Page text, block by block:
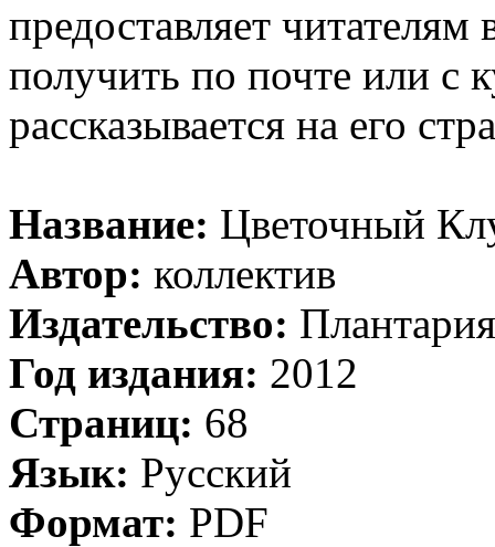
предоставляет читателям
получить по почте или с
рассказывается на его
Название: Цветочный
Автор: коллектив
Издательство: Плантария
Год издания: 2012
Страниц: 68
Язык: Русский
Формат: PDF